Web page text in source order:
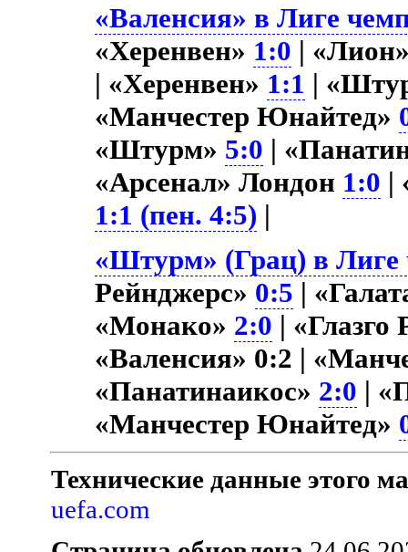
«Валенсия» в Лиге
«Херенвен» 1:0 |
| «Херенвен» 1:1 |
«Манчестер Юнайтед»
«Штурм» 5:0 |
«Арсенал» Лондон 1:0 |
1:1 (пен. 4:5) |
«Штурм» (Грац) в Лиге
Рейнджерс» 0:5 |
«Монако» 2:0 |
«Валенсия» 0:2 |
«Панатинаикос» 2:0 |
«Манчестер Юнайтед»
Технические данные этого
uefa.com